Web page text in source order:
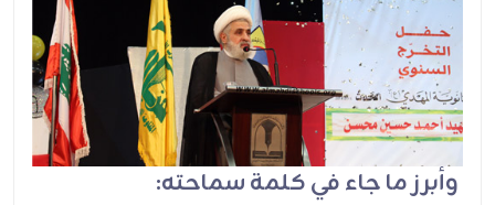
وأبرز ما جاء في كلمة سماحته: